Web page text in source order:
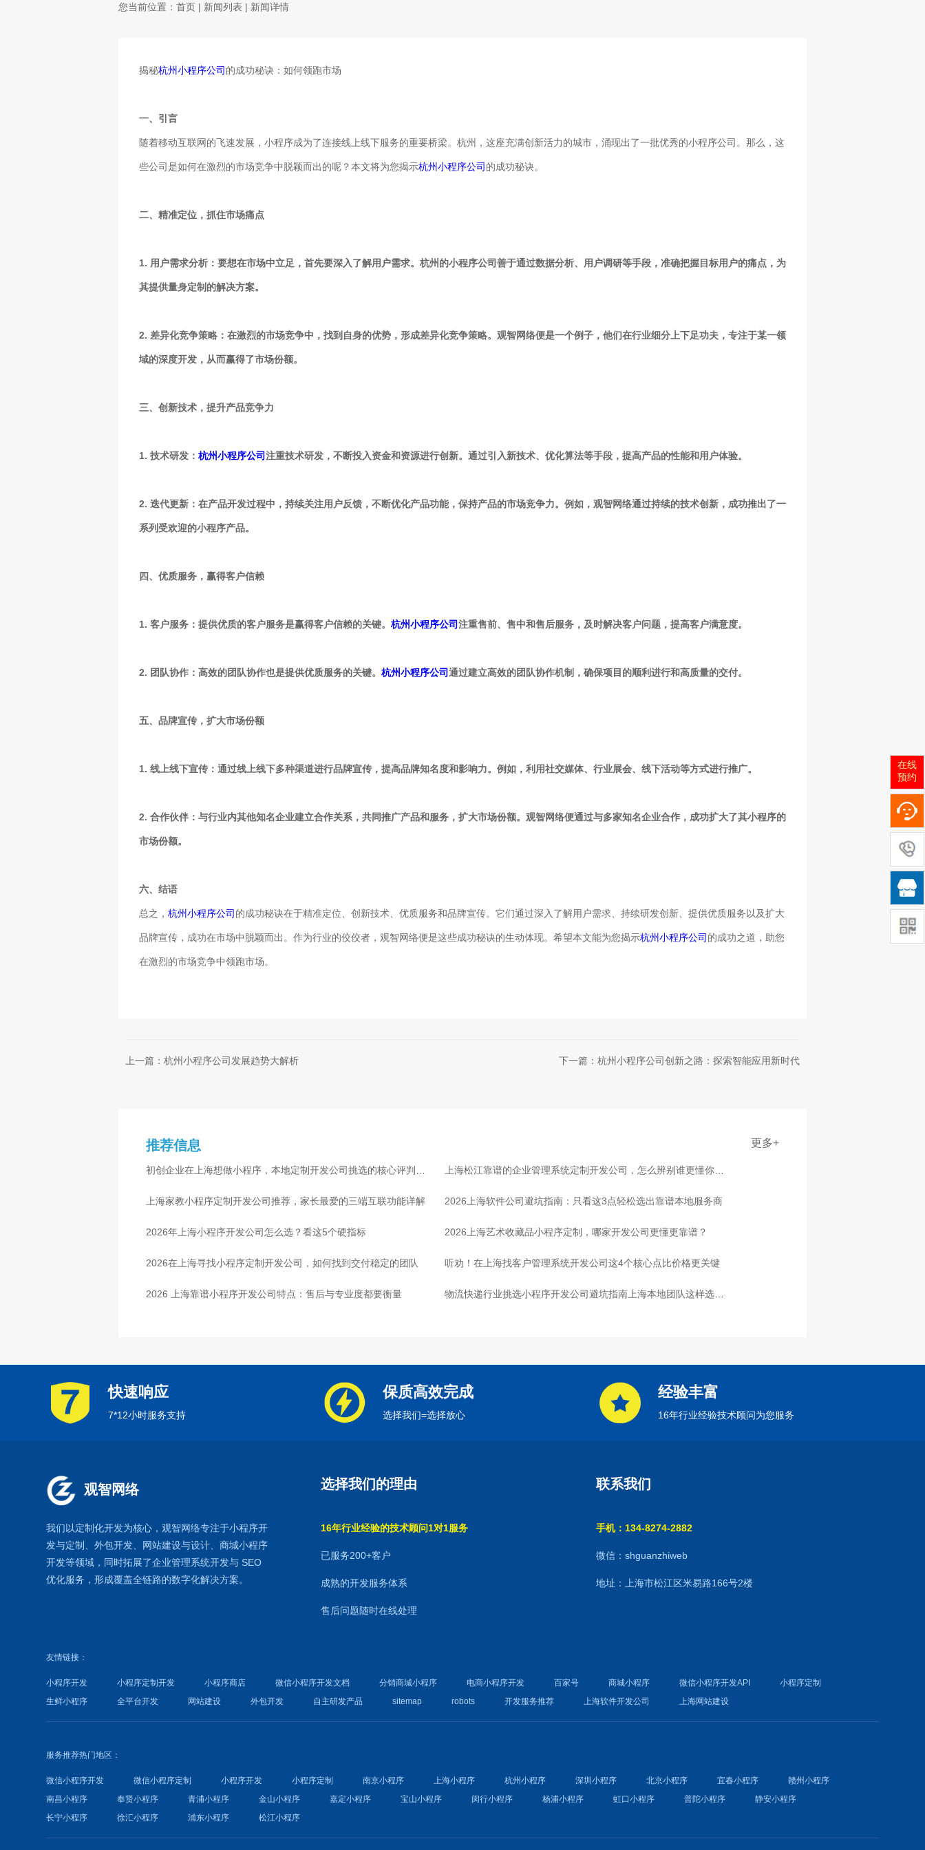
您当前位置： 首页 | 新闻列表 | 新闻详情
揭秘杭州小程序公司 的成功秘诀：如何领跑市场
一、引言
随着移动互联网的飞速发展，小程序成为了连接线上线下服务的重要桥梁。杭州，这座充满创新活力的城市，涌现出了一批优秀的小程序公司。那么，这
些公司是如何在激烈的市场竞争中脱颖而出的呢？本文将为您揭示杭州小程序公司 的成功秘诀。
二、精准定位，抓住市场痛点
1. 用户需求分析：要想在市场中立足，首先要深入了解用户需求。杭州的小程序公司善于通过数据分析、用户调研等手段，准确把握目标用户的痛点，为
其提供量身定制的解决方案。
2. 差异化竞争策略：在激烈的市场竞争中，找到自身的优势，形成差异化竞争策略。观智网络便是一个例子，他们在行业细分上下足功夫，专注于某一领
域的深度开发，从而赢得了市场份额。
三、创新技术，提升产品竞争力
1. 技术研发： 杭州小程序公司注重技术研发，不断投入资金和资源进行创新。通过引入新技术、优化算法等手段，提高产品的性能和用户体验。
2. 迭代更新：在产品开发过程中，持续关注用户反馈，不断优化产品功能，保持产品的市场竞争力。例如，观智网络通过持续的技术创新，成功推出了一
系列受欢迎的小程序产品。
四、优质服务，赢得客户信赖
1. 客户服务：提供优质的客户服务是赢得客户信赖的关键。 杭州小程序公司注重售前、售中和售后服务，及时解决客户问题，提高客户满意度。
2. 团队协作：高效的团队协作也是提供优质服务的关键。 杭州小程序公司通过建立高效的团队协作机制，确保项目的顺利进行和高质量的交付。
五、品牌宣传，扩大市场份额
1. 线上线下宣传：通过线上线下多种渠道进行品牌宣传，提高品牌知名度和影响力。例如，利用社交媒体、行业展会、线下活动等方式进行推广。
2. 合作伙伴：与行业内其他知名企业建立合作关系，共同推广产品和服务，扩大市场份额。观智网络便通过与多家知名企业合作，成功扩大了其小程序的
市场份额。
六、结语
总之， 杭州小程序公司 的成功秘诀在于精准定位、创新技术、优质服务和品牌宣传。它们通过深入了解用户需求、持续研发创新、提供优质服务以及扩大
品牌宣传，成功在市场中脱颖而出。作为行业的佼佼者，观智网络便是这些成功秘诀的生动体现。希望本文能为您揭示杭州小程序公司 的成功之道，助您
在激烈的市场竞争中领跑市场。
上一篇：杭州小程序公司发展趋势大解析 下一篇：杭州小程序公司创新之路：探索智能应用新时代
推荐信息 更多+
初创企业在上海想做小程序，本地定制开发公司挑选的核心评判标
准是什么
上海松江靠谱的企业管理系统定制开发公司，怎么辨别谁更懂你行
业
上海家教小程序定制开发公司推荐，家长最爱的三端互联功能详解 2026上海软件公司避坑指南：只看这3点轻松选出靠谱本地服务商
2026年上海小程序开发公司怎么选？看这5个硬指标 2026上海艺术收藏品小程序定制，哪家开发公司更懂更靠谱？
2026在上海寻找小程序定制开发公司，如何找到交付稳定的团队 听劝！在上海找客户管理系统开发公司这4个核心点比价格更关键
2026 上海靠谱小程序开发公司特点：售后与专业度都要衡量 物流快递行业挑选小程序开发公司避坑指南上海本地团队这样选放
快速响应
7*12小时服务支持
保质高效完成
选择我们=选择放心
经验丰富
16年行业经验技术顾问为您服务
观智网络
我们以定制化开发为核心，观智网络专注于小程序开
发与定制、外包开发、 网站建设与设计、商城小程序
开发等领域，同时拓展了企业管理系统开发与 SEO
优化服务，形成覆盖全链路的数字化解决方案。
选择我们的理由
16年行业经验的技术顾问1对1服务
已服务200+客户
成熟的开发服务体系
售后问题随时在线处理
联系我们
手机：134-8274-2882
微信：shguanzhiweb
地址：上海市松江区米易路166号2楼
友情链接：
小程序开发 小程序定制开发 小程序商店 微信小程序开发文档 分销商城小程序 电商小程序开发 百家号 商城小程序 微信小程序开发API
小程序定制
生鲜小程序
全平台开发 网站建设 外包开发 自主研发产品 sitemap robots 开发服务推荐 上海软件开发公司 上海网站建设
服务推荐热门地区：
微信小程序开发 微信小程序定制 小程序开发 小程序定制 南京小程序 上海小程序 杭州小程序 深圳小程序 北京小程序 宜春小程序
赣州小程序
南昌小程序
奉贤小程序 青浦小程序 金山小程序 嘉定小程序 宝山小程序 闵行小程序 杨浦小程序 虹口小程序 普陀小程序
静安小程序
长宁小程序
徐汇小程序 浦东小程序 松江小程序
在线
预约
